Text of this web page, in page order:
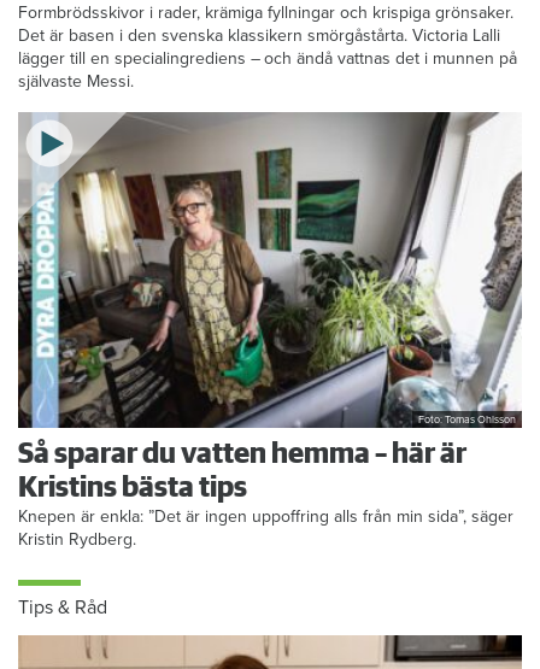
Formbrödsskivor i rader, krämiga fyllningar och krispiga grönsaker.
Det är basen i den svenska klassikern smörgåstårta. Victoria Lalli
lägger till en specialingrediens – och ändå vattnas det i munnen på
självaste Messi.
Foto: Tomas Ohlsson
Så sparar du vatten hemma – här är
Kristins bästa tips
Knepen är enkla: ”Det är ingen uppoffring alls från min sida”, säger
Kristin Rydberg.
Tips & Råd